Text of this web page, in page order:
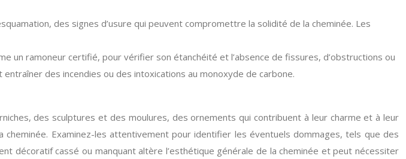
des signes d’usure qui peuvent compromettre la solidité de la cheminée. Les
un ramoneur certifié, pour vérifier son étanchéité et l’absence de fissures, d’obstructions ou
des incendies ou des intoxications au monoxyde de carbone.
des sculptures et des moulures, des ornements qui contribuent à leur charme et à leur
Examinez-les attentivement pour identifier les éventuels dommages, tels que des
décoratif cassé ou manquant altère l’esthétique générale de la cheminée et peut nécessiter